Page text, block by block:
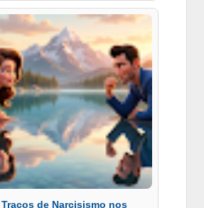
Traços de Narcisismo nos